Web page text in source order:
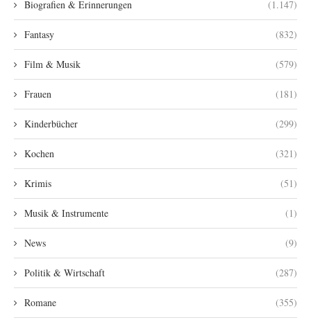
Biografien & Erinnerungen (1.147)
Fantasy (832)
Film & Musik (579)
Frauen (181)
Kinderbücher (299)
Kochen (321)
Krimis (51)
Musik & Instrumente (1)
News (9)
Politik & Wirtschaft (287)
Romane (355)